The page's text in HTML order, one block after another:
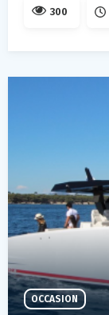
300
OCCASION